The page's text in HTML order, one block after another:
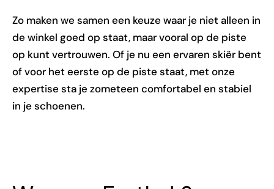
Zo maken we samen een keuze waar je niet alleen in
de winkel goed op staat, maar vooral op de piste
op kunt vertrouwen. Of je nu een ervaren skiër bent
of voor het eerste op de piste staat, met onze
expertise sta je zometeen comfortabel en stabiel
in je schoenen.